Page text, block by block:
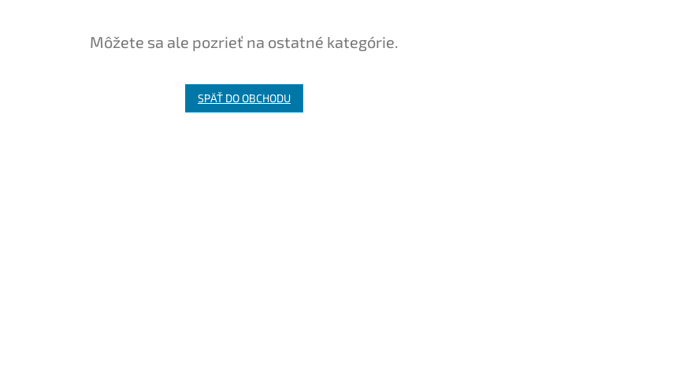
Môžete sa ale pozrieť na ostatné kategórie.
SPÄŤ DO OBCHODU